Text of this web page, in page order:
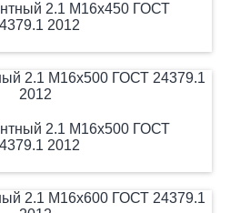
2.1 М16х450 ГОСТ
2012
2.1 М16х500 ГОСТ
2012